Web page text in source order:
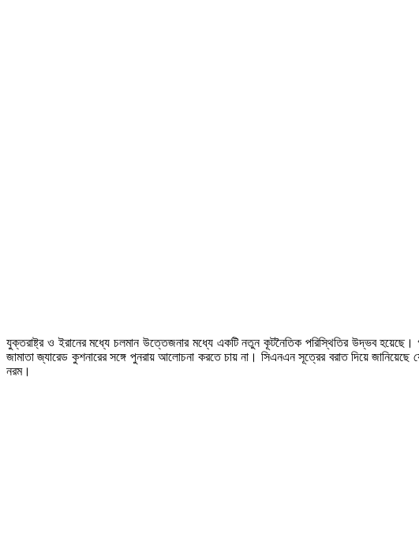
যুক্তরাষ্ট্র ও ইরানের মধ্যে চলমান উত্তেজনার মধ্যে একটি নতুন কূটনৈতিক পরিস্থিতির উদ্ভব হয়েছে।
জামাতা জ্যারেড কুশনারের সঙ্গে পুনরায় আলোচনা করতে চায় না। সিএনএন সূত্রের বরাত দিয়ে জানিয়েছে
নরম।